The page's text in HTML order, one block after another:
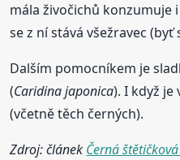
mála živočichů konzumuje
se z ní stává všežravec
Dalším pomocníkem je
(Caridina japonica). I když je
(včetně těch černých).
Zdroj: článek Černá